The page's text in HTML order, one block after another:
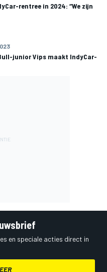
rentree in 2024: “We zijn
junior Vips maakt IndyCar-
en speciale acties direct in